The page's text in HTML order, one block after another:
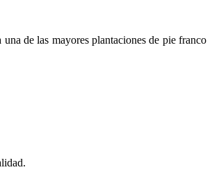
de las mayores plantaciones de pie franco